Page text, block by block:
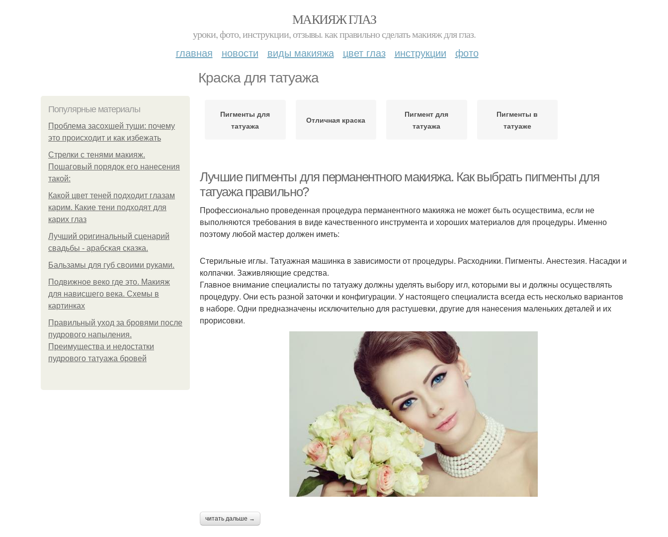
МАКИЯЖ ГЛАЗ
уроки, фото, инструкции, отзывы. как правильно сделать макияж для глаз.
главная новости виды макияжа цвет глаз инструкции фото
Краска для татуажа
Популярные материалы
Проблема засохшей туши: почему
это происходит и как избежать
Стрелки с тенями макияж.
Пошаговый порядок его нанесения
такой:
Какой цвет теней подходит глазам
карим. Какие тени подходят для
карих глаз
Лучший оригинальный сценарий
свадьбы - арабская сказка.
Бальзамы для губ своими руками.
Подвижное веко где это. Макияж
для нависшего века. Схемы в
картинках
Правильный уход за бровями после
пудрового напыления.
Преимущества и недостатки
пудрового татуажа бровей
Пигменты для
татуажа
Отличная краска
Пигмент для
татуажа
Пигменты в
татуаже
Лучшие пигменты для перманентного макияжа. Как выбрать пигменты для
татуажа правильно?
Профессионально проведенная процедура перманентного макияжа не может быть осуществима, если не
выполняются требования в виде качественного инструмента и хороших материалов для процедуры. Именно
поэтому любой мастер должен иметь:
Стерильные иглы. Татуажная машинка в зависимости от процедуры. Расходники. Пигменты. Анестезия. Насадки и
колпачки. Заживляющие средства.
Главное внимание специалисты по татуажу должны уделять выбору игл, которыми вы и должны осуществлять
процедуру. Они есть разной заточки и конфигурации. У настоящего специалиста всегда есть несколько вариантов
в наборе. Одни предназначены исключительно для растушевки, другие для нанесения маленьких деталей и их
прорисовки.
читать дальше →